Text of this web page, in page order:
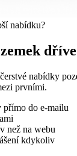
nabídku?
nabídky
prvními.
přímo do e-mailu
než na webu
kdykoliv